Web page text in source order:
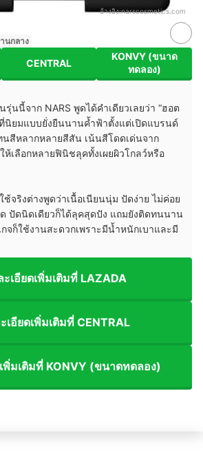
อ้างอิง:narscosmetics.com
นกลาง
CENTRAL
KONVY (ขนาด
ทดลอง)
นนี้จาก NARS พูดได้คำเดียวเลยว่า “ฮอต
นิยมแบบยั่งยืนนานค้ำฟ้าตั้งแต่เปิดแบรนด์
สีหลากหลายสีสัน เน้นสีโดดเด่นจาก
เลือกหลายฟินิชลุคทั้งเผยผิวโกลว์หรือ
ช้จริงต่างพูดว่าเนื้อเนียนนุ่ม ปัดง่าย ไม่ค่อย
ปัดนิดเดียวก็ได้ลุคสุดปัง แถมยังติดทนนาน
จก็ใช้งานสะดวกเพราะมีน้ำหนักเบาและมี
ะเอียดเพิ่มเติมที่ LAZADA
เอียดเพิ่มเติมที่ CENTRAL
พิ่มเติมที่ KONVY (ขนาดทดลอง)